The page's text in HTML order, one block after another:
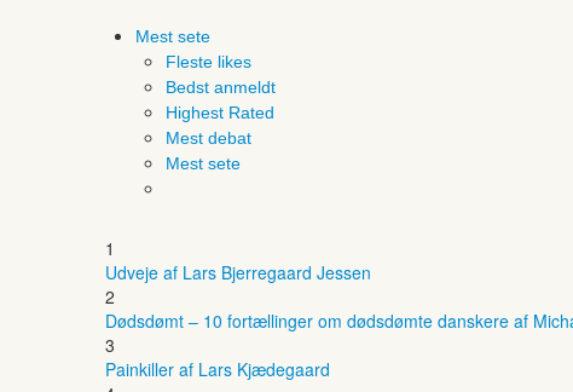
Mest sete
Fleste likes
Bedst anmeldt
Highest Rated
Mest debat
Mest sete
1
Udveje af Lars Bjerregaard Jessen
2
Dødsdømt – 10 fortællinger om dødsdømte danskere af
3
Painkiller af Lars Kjædegaard